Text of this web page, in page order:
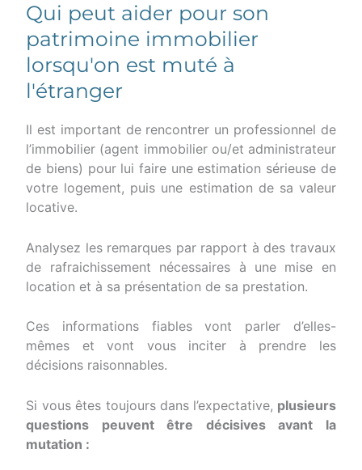
Qui peut aider pour son
patrimoine immobilier
lorsqu'on est muté à
l'étranger
Il est important de rencontrer un professionnel de
l’immobilier (agent immobilier ou/et administrateur
de biens) pour lui faire une estimation sérieuse de
votre logement, puis une estimation de sa valeur
locative.
Analysez les remarques par rapport à des travaux
de rafraichissement nécessaires à une mise en
location et à sa présentation de sa prestation.
Ces informations fiables vont parler d’elles-
mêmes et vont vous inciter à prendre les
décisions raisonnables.
Si vous êtes toujours dans l’expectative, plusieurs
questions peuvent être décisives avant la
mutation :